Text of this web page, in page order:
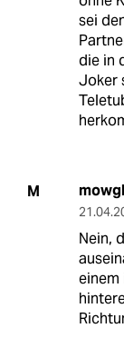
sei
die in
Joker
M
Nein,
einem